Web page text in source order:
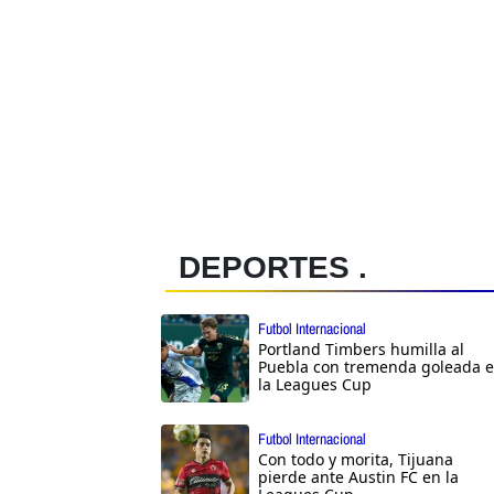
DEPORTES .
Futbol Internacional
Portland Timbers humilla al
Puebla con tremenda goleada
la Leagues Cup
Futbol Internacional
Con todo y morita, Tijuana
pierde ante Austin FC en la